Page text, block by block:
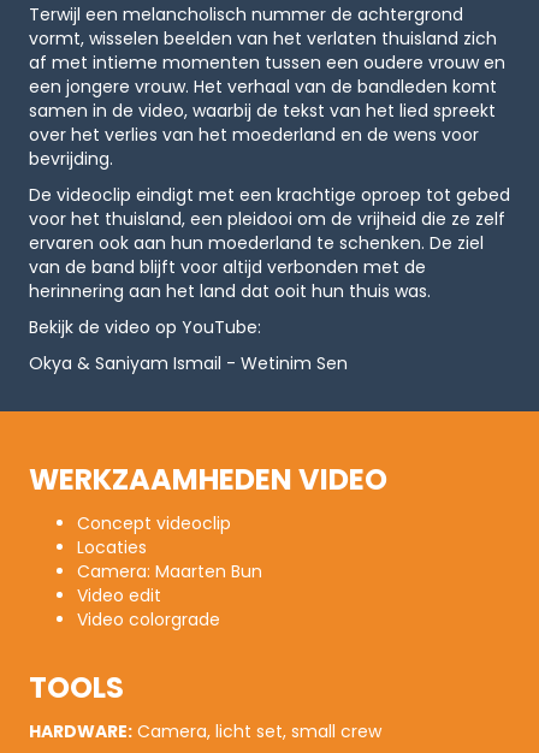
Terwijl een melancholisch nummer de achtergrond
vormt, wisselen beelden van het verlaten thuisland zich
af met intieme momenten tussen een oudere vrouw en
een jongere vrouw. Het verhaal van de bandleden komt
samen in de video, waarbij de tekst van het lied spreekt
over het verlies van het moederland en de wens voor
bevrijding.
De videoclip eindigt met een krachtige oproep tot gebed
voor het thuisland, een pleidooi om de vrijheid die ze zelf
ervaren ook aan hun moederland te schenken. De ziel
van de band blijft voor altijd verbonden met de
herinnering aan het land dat ooit hun thuis was.
Bekijk de video op YouTube:
Okya & Saniyam Ismail - Wetinim Sen
WERKZAAMHEDEN VIDEO
Concept videoclip
Locaties
Camera: Maarten Bun
Video edit
Video colorgrade
TOOLS
HARDWARE: Camera, licht set, small crew